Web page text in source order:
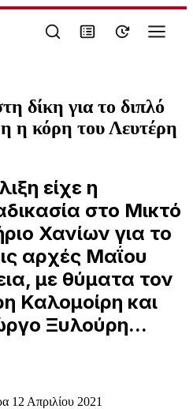
δίκη για το διπλό
η κόρη του Λευτέρη
είχε η
στο Μικτό
Χανίων για το
αρχές Μαΐου
με θύματα τον
Καλομοίρη και
Ξυλούρη...
12 Απριλίου 2021